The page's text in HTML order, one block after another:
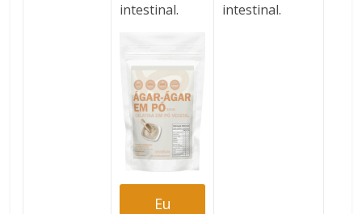
intestinal.
Eu
intestinal.